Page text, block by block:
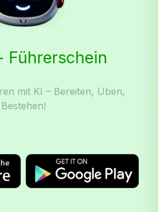
Führerschein
mit KI – Bereiten, Üben,
Bestehen!